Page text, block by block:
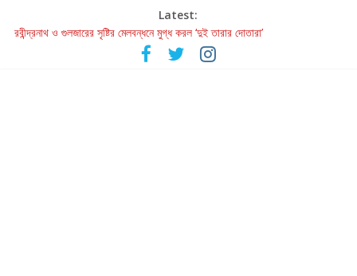
Latest:
রবীন্দ্রনাথ ও গুলজারের সৃষ্টির মেলবন্ধনে মুগ্ধ করল ‘দুই তারার দোতারা’
কলের গান থেকে রীলস্ — বাঙালির গান শোনার বিবর্তনের গল্প
জগন্নাথমঙ্গলম্ — বাংলায় প্রথমবার মঞ্চে এবার রথযাত্রার উদযাপন